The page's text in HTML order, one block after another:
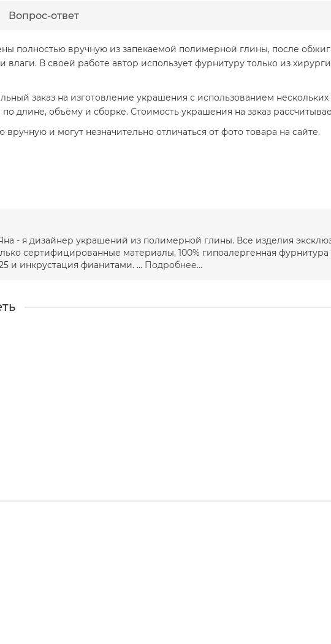
Вопрос-ответ
полностью вручную из запекаемой полимерной глины, после
В своей работе автор использует фурнитуру только из
заказ на изготовление украшения с использованием
длине, объёму и сборке. Стоимость украшения на заказ
и могут незначительно отличаться от фото товара на сайте.
- я дизайнер украшений из полимерной глины. Все изделия
сертифицированные материалы, 100% гипоалергенная
и инкрустация фианитами. ... Подробнее...